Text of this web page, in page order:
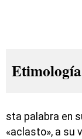
Etimología
sta palabra en
«aclasto», a su